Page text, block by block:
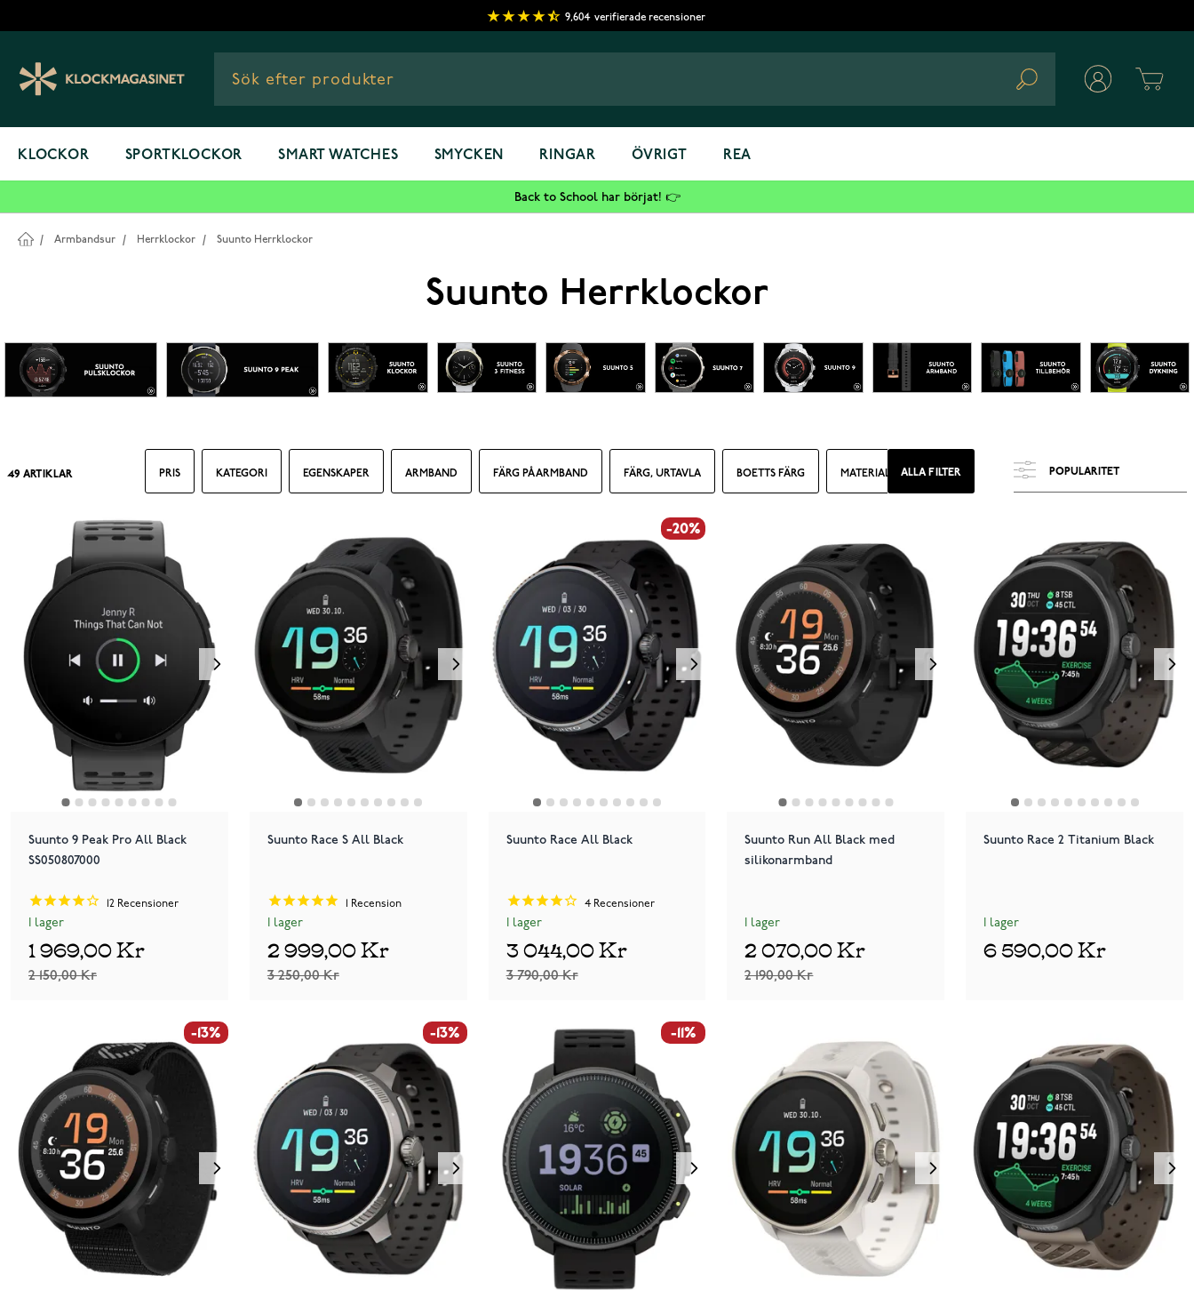
9,604 verifierade recensioner
Search
KLOCKOR SPORTKLOCKOR SMART WATCHES SMYCKEN RINGAR ÖVRIGT REA
Back to School har börjat! 👉
/ Armbandsur / Herrklockor / Suunto Herrklockor
Suunto Herrklockor
PRIS KATEGORI EGENSKAPER ARMBAND FÄRG PÅ ARMBAND FÄRG, URTAVLA BOETTS FÄRG MATERIAL GLAS EGENSKAPER
ALLA FILTER
49 ARTIKLAR
Suunto 9 Peak Pro All Black
SS050807000
12 Recensioner
I lager
2 150,00 Kr
1 969,00 Kr
Suunto Race S All Black
Recension
I lager
3 250,00 Kr
2 999,00 Kr
-20%
Suunto Race All Black
4Recensioner
I lager
3 790,00 Kr
3 044,00 Kr
Suunto Run All Black med
silikonarmband
I lager
2 190,00 Kr
2 070,00 Kr
Suunto Race 2 Titanium Black
I lager
6 590,00 Kr
-13% -13% -11%